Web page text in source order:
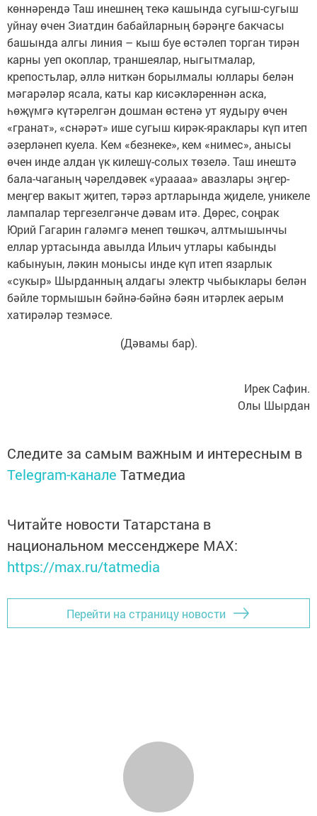
көннәрендә Таш инешнең текә кашында сугыш-сугыш
уйнау өчен Зиатдин бабайларның бәрәңге бакчасы
башында алгы линия – кыш буе өстәлеп торган тирән
карны уеп окоп­лар, траншеялар, ныгытмалар,
крепостьлар, әллә ниткән борылмалы юллары белән
мәгарәләр ясала, каты кар кисәкләреннән аска,
һөҗүмгә күтәрелгән дошман өстенә ут яудыру өчен
«гранат», «снәрәт» ише сугыш кирәк-яраклары күп итеп
әзерләнеп куела. Кем «безнеке», кем «нимес», анысы
өчен инде алдан үк килешү-солых төзелә. Таш инештә
бала-чаганың чәрелдәвек «ураааа» авазлары эңгер-
меңгер вакыт җитеп, тәрәз артларында җиделе, уникеле
лампалар тергезелгәнче дәвам итә. Дөрес, соңрак
Юрий Гагарин галәмгә менеп төшкәч, алтмышынчы
еллар уртасында авылда Ильич утлары кабынды
кабынуын, ләкин монысы инде күп итеп язарлык
«сукыр» Шырданның алдагы электр чыбыклары белән
бәйле тормышын бәйнә-бәйнә бәян итәрлек аерым
хатирәләр тезмәсе.
(Дәвамы бар).
Ирек Сафин.
Олы Шырдан
Следите за самым важным и интересным в
Telegram-канале Татмедиа
Читайте новости Татарстана в
национальном мессенджере MАХ:
https://max.ru/tatmedia
Перейти на страницу новости